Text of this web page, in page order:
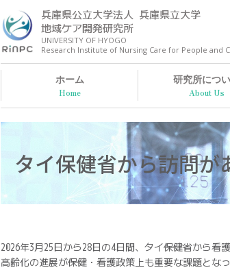
兵庫県公立大学法人 兵庫県立大学
地域ケア開発研究所
UNIVERSITY OF HYOGO
Research Institute of Nursing Care for People and
ホーム 研究所につ
タイ保健省から訪問が
2026年3月25日から28日の4日間、タイ保健省から
高齢化の進展が保健・看護政策上も重要な課題とな